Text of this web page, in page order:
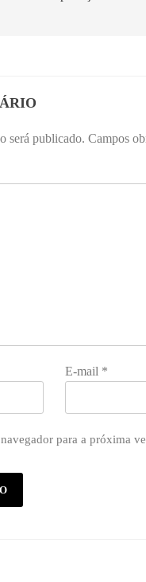
será publicado. Campos
E-mail *
para a próxima